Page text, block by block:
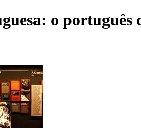
o português